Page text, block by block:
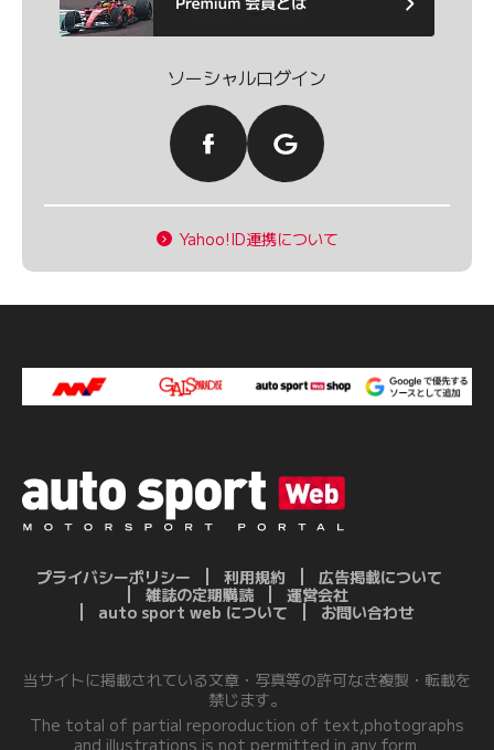
ソーシャルログイン
Yahoo!ID連携について
プライバシーポリシー 利用規約
広告掲載について
雑誌の定期購読
運営会社
auto sport web について
お問い合わせ
当サイトに掲載されている文章・写真等の許可なき複製・転載を
禁じます。
The total of partial reporoduction of text,photographs
and illustrations is not permitted in any form.